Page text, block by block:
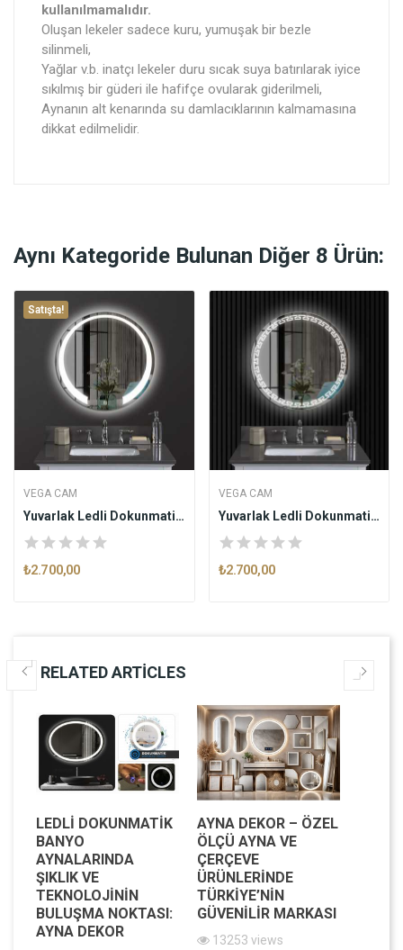
kullanılmamalıdır.
Oluşan lekeler sadece kuru, yumuşak bir bezle
silinmeli,
Yağlar v.b. inatçı lekeler duru sıcak suya batırılarak iyice
sıkılmış bir güderi ile hafifçe ovularak giderilmeli,
Aynanın alt kenarında su damlacıklarının kalmamasına
dikkat edilmelidir.
Aynı Kategoride Bulunan Diğer 8 Ürün:
Satışta!
VEGA CAM
Yuvarlak Ledli Dokunmatik Butonlu Dekoratif...
₺2.700,00
VEGA CAM
Yuvarlak Ledli Dokunmatik Butonlu Dekoratif...
₺2.700,00
RELATED ARTICLES
LEDLI DOKUNMATIK
BANYO
AYNALARINDA
ŞIKLIK VE
TEKNOLOJININ
BULUŞMA NOKTASI:
AYNA DEKOR
AYNA DEKOR – ÖZEL
ÖLÇÜ AYNA VE
ÇERÇEVE
ÜRÜNLERINDE
TÜRKIYE’NIN
GÜVENILIR MARKASI
13253 views